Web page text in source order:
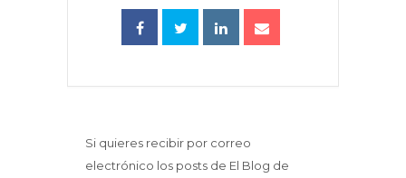
Si quieres recibir por correo
electrónico los posts de El Blog de